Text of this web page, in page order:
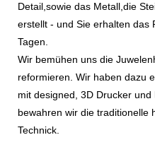
Detail,sowie das Metall,die
erstellt - und Sie erhalten das
Tagen.
Wir bemühen uns die
reformieren. Wir haben dazu
mit designed, 3D Drucker
bewahren wir die traditionelle
Technick.